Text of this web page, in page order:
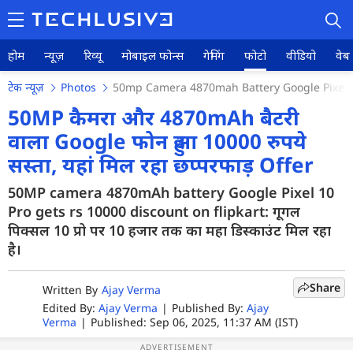
होम न्यूज़ रिव्यू मोबाइल फोन्स गेमिंग फोटो वीडियो वेब
होम
न्यूज़
रिव्यू
मोबाइल फोन्स
टेक न्यूज़ Photos 50mp Camera 4870mah Battery Google
50MP कैमरा और 4870mAh बैटरी
वाला Google फोन हुआ 10000 रुपये
सस्ता, यहां मिल रहा छप्परफाड़ Offer
50MP camera 4870mAh battery Google Pixel 10
Pro gets rs 10000 discount on flipkart: गूगल
पिक्सल 10 प्रो पर 10 हजार तक का महा डिस्काउंट मिल रहा
है।
Written By Ajay Verma
Edited By: Ajay Verma | Published By: Ajay
Verma | Published: Sep 06, 2025, 11:37 AM (IST)
Share